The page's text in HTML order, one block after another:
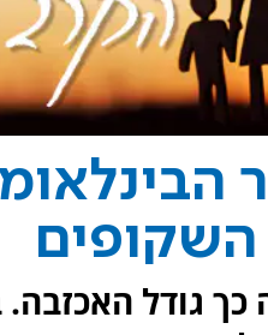
השקופים
כך גודל